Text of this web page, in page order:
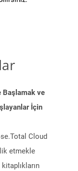
Başlamak ve
İçin
Cloud
etmekle